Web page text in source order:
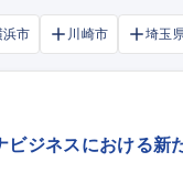
浜市 川崎市 埼玉
ジネスにおける新